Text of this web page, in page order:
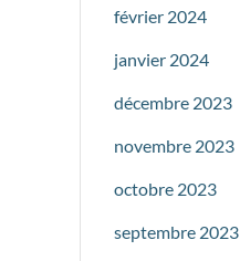
février 2024
janvier 2024
décembre 2023
novembre 2023
octobre 2023
septembre 2023